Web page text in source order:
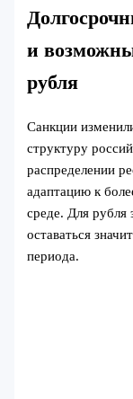
и
рубля
Санкции
структуру
распределении
адаптацию к
среде. Для рубля
оставаться
периода.